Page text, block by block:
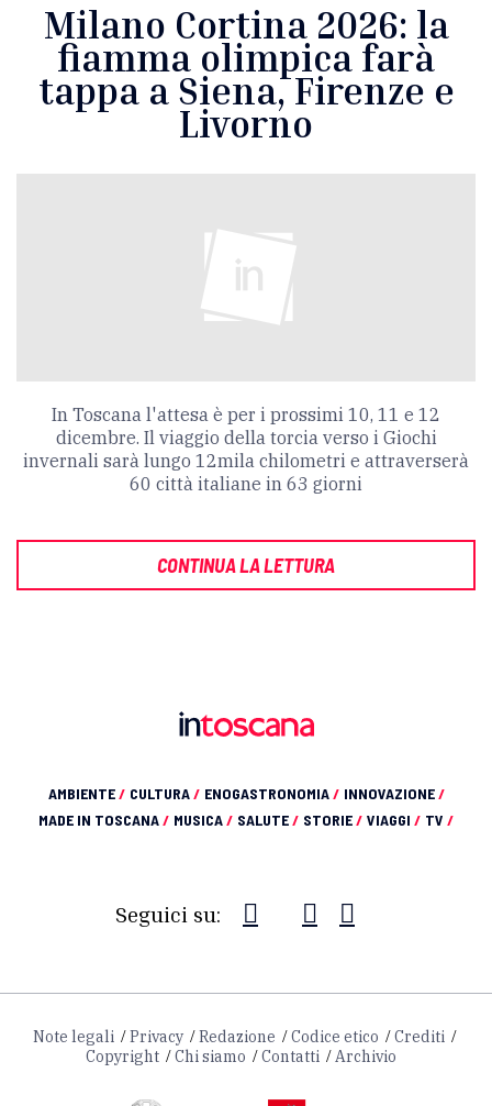
Milano Cortina 2026: la
fiamma olimpica farà
tappa a Siena, Firenze e
Livorno
In Toscana l'attesa è per i prossimi 10, 11 e 12
dicembre. Il viaggio della torcia verso i Giochi
invernali sarà lungo 12mila chilometri e attraverserà
60 città italiane in 63 giorni
CONTINUA LA LETTURA
AMBIENTE/ CULTURA/ ENOGASTRONOMIA/ INNOVAZIONE/
MADE IN TOSCANA/ MUSICA/ SALUTE/ STORIE/ VIAGGI / TV /
Seguici su:
Note legali Privacy Redazione Codice etico
Crediti
Copyright
Chi siamo Contatti Archivio